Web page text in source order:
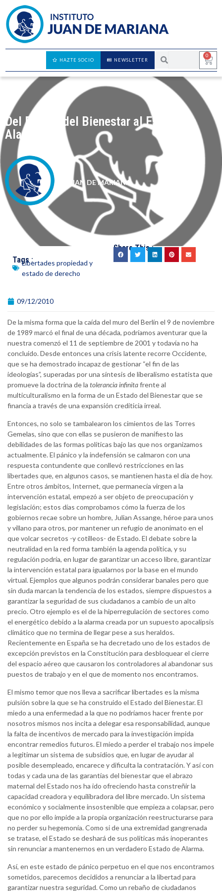
0
NEWSLETTER
HAZTE SOCIO
Del Estado del Bienestar al Estado de
Alarma
JUAN DE MARIANA
Tags :
Libertades propiedad y
estado de derecho
Share This :
09/12/2010
De la misma forma que la caída del muro del Berlín el 9 de noviembre
de 1989 marcó el final de una década, podríamos aventurar que la
nuestra comenzó el 11 de septiembre de 2001 y todavía no ha
concluido. Desde entonces una crisis latente recorre Occidente,
que se ha demostrado incapaz de gestionar “el fin de las
ideologías”, superadas por una síntesis de liberalismo estatista que
promueve la doctrina de la tolerancia infinitafrente al
multiculturalismo en la forma de un Estado del Bienestar que se
financia a través de una expansión crediticia irreal.
Entonces, no solo se tambalearon los cimientos de las Torres
Gemelas, sino que con ellas se pusieron de manifiesto las
debilidades de las formas políticas bajo las que nos organizamos
actualmente. El pánico y la indefensión se calmaron con una
respuesta contundente que conllevó restricciones en las
libertades que, en algunos casos, se mantienen hasta el día de hoy.
Entre otros ámbitos, Internet, que permanecía virgen a la
intervención estatal, empezó a ser objeto de preocupación y
legislación; estos días comprobamos cómo la fuerza de los
gobiernos recae sobre un hombre, Julian Assange, héroe para unos
y villano para otros, por mantener un refugio de anonimato en el
que volcar secretos -y cotilleos- de Estado. El debate sobre la
neutralidad en la red forma también la agenda política, y su
regulación podría, en lugar de garantizar un acceso libre, garantizar
la intervención estatal para igualarnos por la base en el mundo
virtual. Ejemplos que algunos podrán considerar banales pero que
sin duda marcan la tendencia de los estados, siempre dispuestos a
garantizar la seguridad de sus ciudadanos a cambio de un alto
precio. Otro ejemplo es el de la hiperregulación de sectores como
el energético debido a la alarma creada por un supuesto apocalipsis
climático que no termina de llegar pese a sus heraldos.
Recientemente en España se ha decretado uno de los estados de
excepción previstos en la Constitución para desbloquear el cierre
del espacio aéreo que causaron los controladores al abandonar sus
puestos de trabajo y en el que de momento nos encontramos.
El mismo temor que nos lleva a sacrificar libertades es la misma
pulsión sobre la que se ha construido el Estado del Bienestar. El
miedo a una enfermedad a la que no podríamos hacer frente por
nosotros mismos nos incita a delegar esa responsabilidad, aunque
la falta de incentivos de mercado para la investigación impida
encontrar remedios futuros. El miedo a perder el trabajo nos impele
a legitimar un sistema de subsidios que, en lugar de ayudar al
posible desempleado, encarece y dificulta la contratación. Y así con
todas y cada una de las garantías del bienestar que el abrazo
maternal del Estado nos ha ido ofreciendo hasta constreñir la
capacidad creadora y equilibradora del libre mercado. Un sistema
económico y socialmente insostenible que empieza a colapsar, pero
que no por ello impide a la propia organización reestructurarse para
no perder su hegemonía. Como si de una extremidad gangrenada
se tratase, el Estado se deshará de sus políticas más inoperantes
sin renunciar a mantenernos en un verdadero Estado de Alarma.
Así, en este estado de pánico perpetuo en el que nos encontramos
sometidos, parecemos decididos a renunciar a la libertad para
garantizar nuestra seguridad. Como un rebaño de ciudadanos